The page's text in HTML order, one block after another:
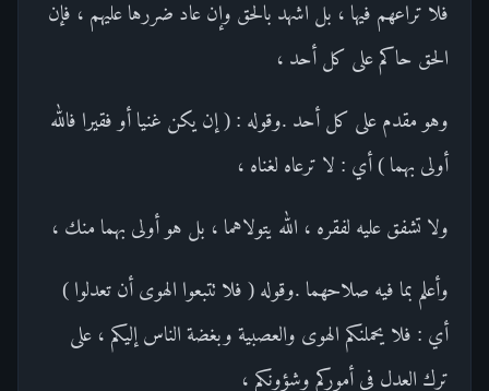
فلا تراعهم فيها ، بل اشهد بالحق وإن عاد ضررها عليهم ، فإن
الحق حاكم على كل أحد ،
وهو مقدم على كل أحد .وقوله : ( إن يكن غنيا أو فقيرا فالله
أولى بهما ) أي : لا ترعاه لغناه ،
ولا تشفق عليه لفقره ، الله يتولاهما ، بل هو أولى بهما منك ،
وأعلم بما فيه صلاحهما .وقوله ( فلا تتبعوا الهوى أن تعدلوا )
أي : فلا يحملنكم الهوى والعصبية وبغضة الناس إليكم ، على
ترك العدل في أموركم وشؤونكم ،